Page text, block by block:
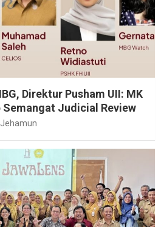
Direktur Pusham UII: MK
Judicial Review